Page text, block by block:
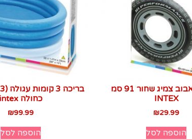
גלגל ים אבוב צמיג שחור 91 סמ
INTEX‏
₪29.99
הוספה לסל
כחולה intex
₪99.99
הוספה לסל